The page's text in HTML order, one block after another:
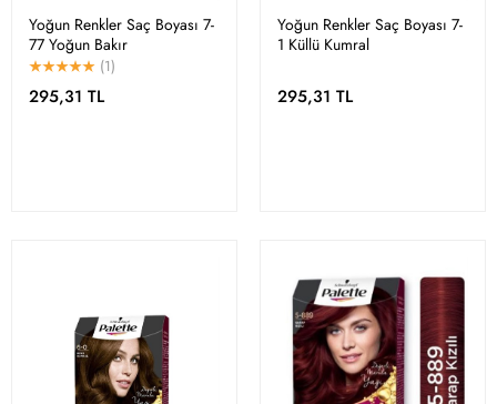
Yoğun Renkler Saç Boyası 7-
77 Yoğun Bakır
(1)
295,31 TL
Yoğun Renkler Saç Boyası 7-
1 Küllü Kumral
295,31 TL